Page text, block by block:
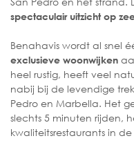
spectaculair uitzicht op
Benahavis wordt al snel
exclusieve woonwijken
heel rustig, heeft veel
nabij bij de levendige
Pedro en Marbella. Het
slechts 5 minuten rijden,
kwaliteitsrestaurants in